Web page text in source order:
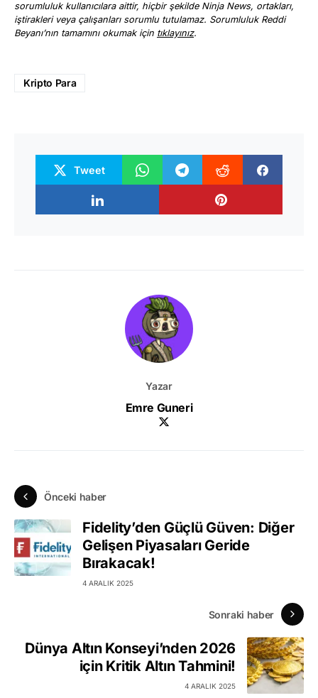
sorumluluk kullanıcılara aittir, hiçbir şekilde Ninja News, ortakları,
iştirakleri veya çalışanları sorumlu tutulamaz. Sorumluluk Reddi
Beyanı’nın tamamını okumak için tıklayınız.
Kripto Para
Tweet
Yazar
Emre Guneri
Önceki haber
Fidelity’den Güçlü Güven: Diğer
Gelişen Piyasaları Geride
Bırakacak!
4 ARALIK 2025
Sonraki haber
Dünya Altın Konseyi’nden 2026
için Kritik Altın Tahmini!
4 ARALIK 2025